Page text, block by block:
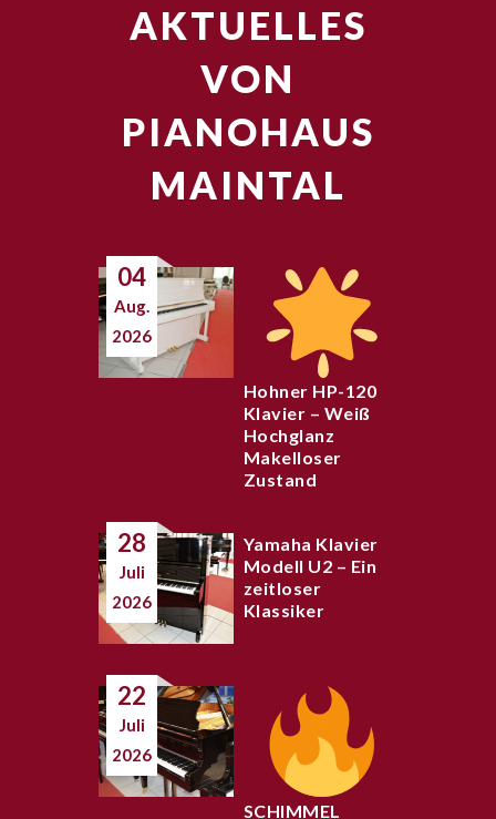
AKTUELLES
VON
PIANOHAUS
MAINTAL
04
Aug.
2026
Hohner HP-120
Klavier – Weiß
Hochglanz
Makelloser
Zustand
28
Juli
2026
Yamaha Klavier
Modell U2 – Ein
zeitloser
Klassiker
22
Juli
2026
SCHIMMEL